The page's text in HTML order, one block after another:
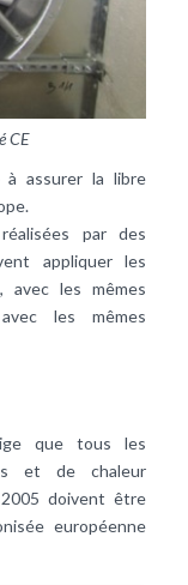
CE
à assurer la libre
par des
appliquer les
avec les mêmes
les mêmes
que tous les
et de chaleur
doivent être
européenne